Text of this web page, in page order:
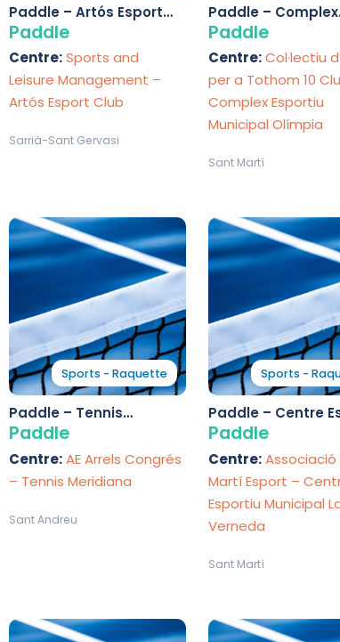
Paddle – Artós Esport
Club
Paddle
Centre:Sports and
Leisure Management –
Artós Esport Club
Sarrià-Sant Gervasi
Paddle – Complex
Esportiu Municipal
Paddle
Centre:Col·lectiu
per a Tothom 10
Complex Esportiu
Municipal Olímpia
Sant Martí
Sports - Raquette
Paddle – Tennis
Meridiana
Paddle
Centre:AE Arrels Congrés
– Tennis Meridiana
Sant Andreu
Sports -
Paddle – Centre
Municipal La
Paddle
Centre:Associació
Martí Esport –
Esportiu Municipal
Verneda
Sant Martí